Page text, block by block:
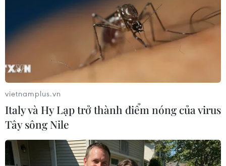
Theo dõi VietnamPlus
TIN LIÊN QUAN
vietnamplus.vn
Italy và Hy Lạp trở thành điểm nóng của virus
Tây sông Nile